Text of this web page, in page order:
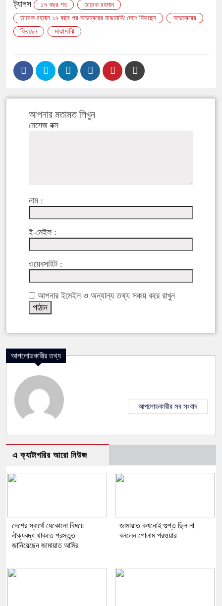
ট্যাগস ১৭ বছর পর
তারেক রহমান
তারেক রহমান ১৭ বছর পর নভেম্বরের মাঝামাঝি দেশে ফিরছেন
নভেম্বরের
ফিরছেন
মাঝামাঝি
আপনার মতামত লিখুন
মেসেজ বক্স
নাম :
ই-মেইল :
ওয়েবসাইট :
আপনার ইমেইল ও অন্যান্য তথ্য সঞ্চয় করে রাখুন
আপলোডকারীর তথ্য
আপলোডকারীর সব সংবাদ
এ ক্যাটাগরির আরো নিউজ
দেশের স্বার্থে যেকোনো বিষয়ে
ঐক্যবদ্ধ থাকতে প্রস্তুত
জানিয়েছেন জামায়াত আমির
জামায়াত কখনোই গুপ্ত ছিল না
বললেন গোলাম পরওয়ার